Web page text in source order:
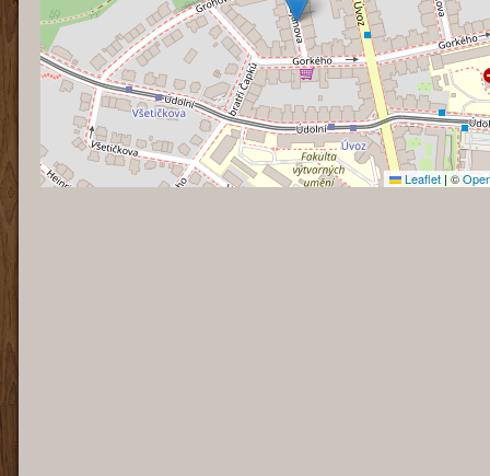
Leaflet | ©